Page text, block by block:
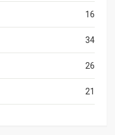
16
34
26
21